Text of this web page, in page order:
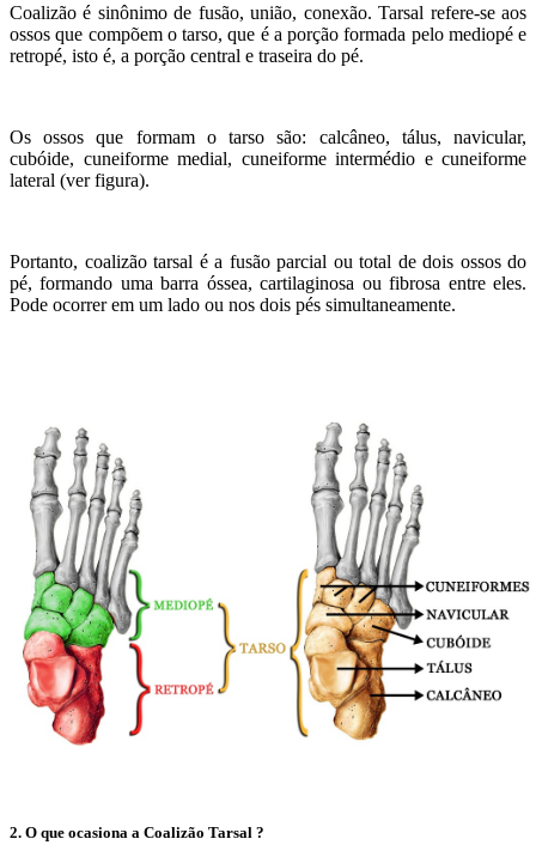
Coalizão é sinônimo de fusão, união, conexão. Tarsal refere-se aos
ossos que compõem o tarso, que é a porção formada pelo mediopé e
retropé, isto é, a porção central e traseira do pé.
Os ossos que formam o tarso são: calcâneo, tálus, navicular,
cubóide, cuneiforme medial, cuneiforme intermédio e cuneiforme
lateral (ver figura).
Portanto, coalizão tarsal é a fusão parcial ou total de dois ossos do
pé, formando uma barra óssea, cartilaginosa ou fibrosa entre eles.
Pode ocorrer em um lado ou nos dois pés simultaneamente.
2. O que ocasiona a Coalizão Tarsal ?